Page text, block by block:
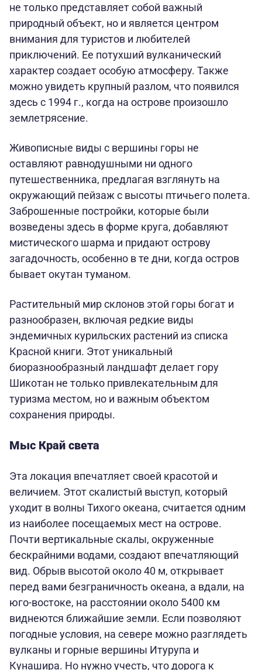
не только представляет собой важный
природный объект, но и является центром
внимания для туристов и любителей
приключений. Ее потухший вулканический
характер создает особую атмосферу. Также
можно увидеть крупный разлом, что появился
здесь с 1994 г., когда на острове произошло
землетрясение.
Живописные виды с вершины горы не
оставляют равнодушными ни одного
путешественника, предлагая взглянуть на
окружающий пейзаж с высоты птичьего полета.
Заброшенные постройки, которые были
возведены здесь в форме круга, добавляют
мистического шарма и придают острову
загадочность, особенно в те дни, когда остров
бывает окутан туманом.
Растительный мир склонов этой горы богат и
разнообразен, включая редкие виды
эндемичных курильских растений из списка
Красной книги. Этот уникальный
биоразнообразный ландшафт делает гору
Шикотан не только привлекательным для
туризма местом, но и важным объектом
сохранения природы.
Мыс Край света
Эта локация впечатляет своей красотой и
величием. Этот скалистый выступ, который
уходит в волны Тихого океана, считается одним
из наиболее посещаемых мест на острове.
Почти вертикальные скалы, окруженные
бескрайними водами, создают впечатляющий
вид. Обрыв высотой около 40 м, открывает
перед вами безграничность океана, а вдали, на
юго-востоке, на расстоянии около 5400 км
виднеются ближайшие земли. Если позволяют
погодные условия, на севере можно разглядеть
вулканы и горные вершины Итурупа и
Кунашира. Но нужно учесть, что дорога к